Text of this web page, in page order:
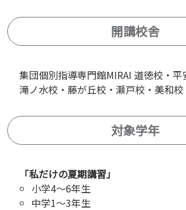
開講校舎
集団個別指導専門館MIRAI 道徳校・平
滝ノ水校・藤が丘校・瀬戸校・美和
対象学年
「私だけの夏期講習」
小学4～6年生
中学1～3年生